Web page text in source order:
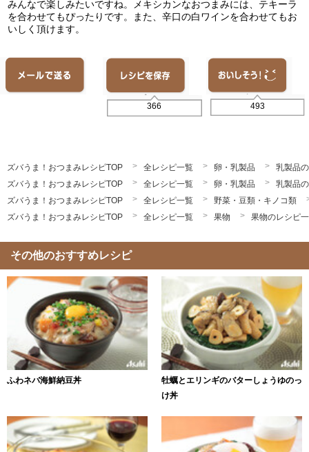
みんなで楽しみたいですね。メキシカンなおつまみには、テキーラ
を合わせてもぴったりです。また、辛口の白ワインを合わせてもお
いしく頂けます。
366 493
ズバうま！おつまみレシピTOP 全レシピ一覧 卵・乳製品
乳製品
ズバうま！おつまみレシピTOP
全レシピ一覧 卵・乳製品
乳製品
ズバうま！おつまみレシピTOP
全レシピ一覧
野菜・豆類・キノコ類
ズバうま！おつまみレシピTOP
全レシピ一覧 果物 果物のレシピ
その他のおすすめレシピ
ふわネバ海鮮納豆丼
牡蠣とエリンギのバターしょうゆのっ
け丼